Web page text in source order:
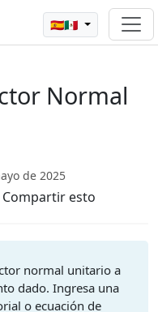
🇪🇸🇲🇽
Normal
de 2025
Compartir esto
normal unitario a
dado. Ingresa una
o ecuación de